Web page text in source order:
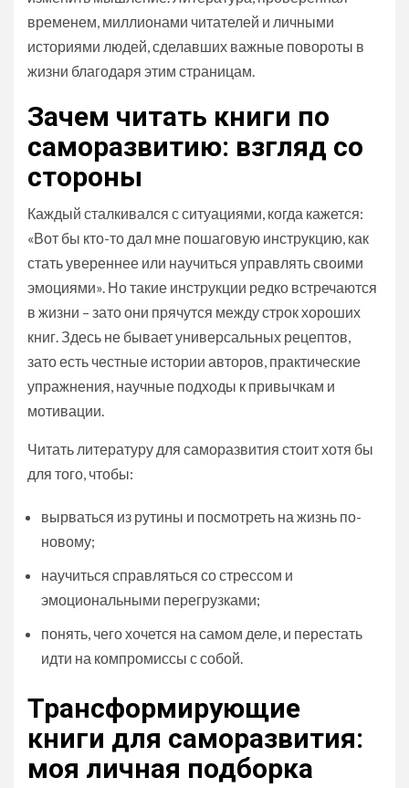
временем, миллионами читателей и личными
историями людей, сделавших важные повороты в
жизни благодаря этим страницам.
Зачем читать книги по
саморазвитию: взгляд со
стороны
Каждый сталкивался с ситуациями, когда кажется:
«Вот бы кто-то дал мне пошаговую инструкцию, как
стать увереннее или научиться управлять своими
эмоциями». Но такие инструкции редко встречаются
в жизни – зато они прячутся между строк хороших
книг. Здесь не бывает универсальных рецептов,
зато есть честные истории авторов, практические
упражнения, научные подходы к привычкам и
мотивации.
Читать литературу для саморазвития стоит хотя бы
для того, чтобы:
вырваться из рутины и посмотреть на жизнь по-
новому;
научиться справляться со стрессом и
эмоциональными перегрузками;
понять, чего хочется на самом деле, и перестать
идти на компромиссы с собой.
Трансформирующие
книги для саморазвития:
моя личная подборка